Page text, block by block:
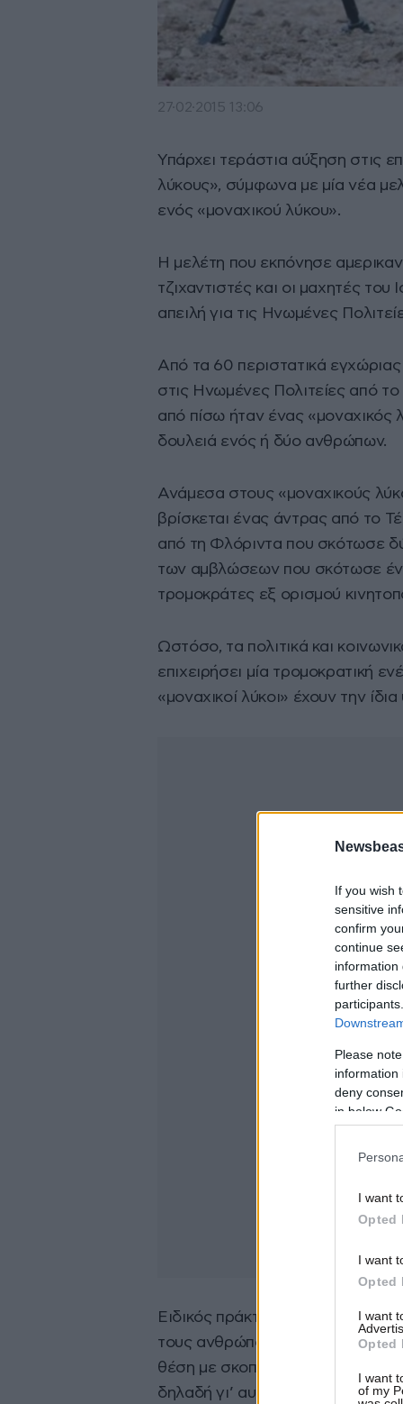
If you wish
sensitive
confirm
continue
information
further
Please
information
deny
in below
I want
Opted
I want
Opted
I want
Opted
I want
of my
27·02·2015 13:06
Υπάρχει τεράστια αύξηση στις
λύκους», σύμφωνα με μία νέα
ενός «μοναχικού λύκου».
Η μελέτη που εκπόνησε
τζιχαντιστές και οι μαχητές
απειλή για τις Ηνωμένες
Από τα 60 περιστατικά
στις Ηνωμένες Πολιτείες από
από πίσω ήταν ένας «μοναχικός
δουλειά ενός ή δύο ανθρώπων.
Ανάμεσα στους «μοναχικούς
βρίσκεται ένας άντρας από το
από τη Φλόριντα που σκότωσε
των αμβλώσεων που σκότωσε
τρομοκράτες εξ ορισμού
Ωστόσο, τα πολιτικά και
επιχειρήσει μία τρομοκρατική
«μοναχικοί λύκοι» έχουν την
Ειδικός πράκτορας του FBI
τους ανθρώπους είναι ότι από
θέση με σκοπό να δράσουν, τότε
δηλαδή γι’ αυτό που πιστεύουν.